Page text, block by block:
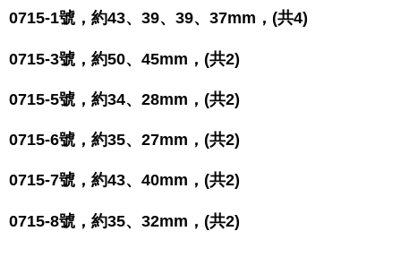
0715-1號，約43、39、39、37mm，(共4)
0715-3號，約50、45mm，(共2)
0715-5號，約34、28mm，(共2)
0715-6號，約35、27mm，(共2)
0715-7號，約43、40mm，(共2)
0715-8號，約35、32mm，(共2)